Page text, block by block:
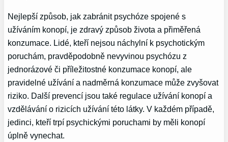
Nejlepší způsob, jak zabránit psychóze spojené s
užíváním konopí, je zdravý způsob života a přiměřená
konzumace. Lidé, kteří nejsou náchylní k psychotickým
poruchám, pravděpodobně nevyvinou psychózu z
jednorázové či příležitostné konzumace konopí, ale
pravidelné užívání a nadměrná konzumace může zvyšovat
riziko. Další prevencí jsou také regulace užívání konopí a
vzdělávání o rizicích užívání této látky. V každém případě,
jedinci, kteří trpí psychickými poruchami by měli konopí
úplně vynechat.